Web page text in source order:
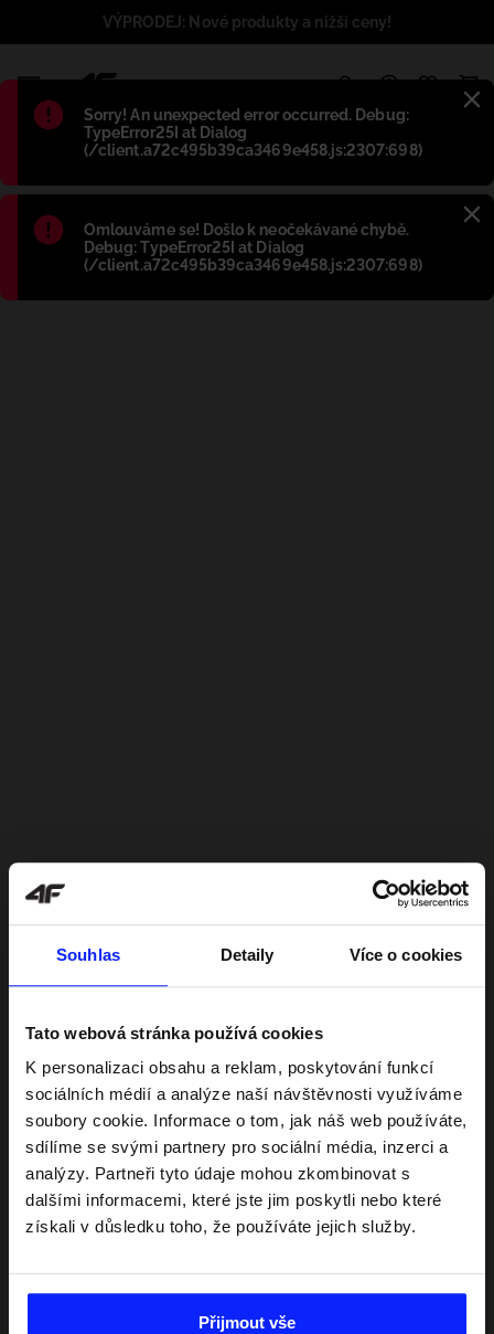
Souhlas Detaily Více o cookies
Tato webová stránka používá cookies
K personalizaci obsahu a reklam, poskytování funkcí
sociálních médií a analýze naší návštěvnosti využíváme
soubory cookie. Informace o tom, jak náš web používáte,
sdílíme se svými partnery pro sociální média, inzerci a
analýzy. Partneři tyto údaje mohou zkombinovat s
dalšími informacemi, které jste jim poskytli nebo které
získali v důsledku toho, že používáte jejich služby.
Přijmout vše
Błąd:
Sorry! An unexpected error occurred. Debug:
TypeError25I at Dialog
(/client.a72c495b39ca3469e458.js:2307:698)
Błąd:
Omlouváme se! Došlo k neočekávané chybě.
Debug: TypeError25I at Dialog
(/client.a72c495b39ca3469e458.js:2307:698)
VÝPRODEJ: Nové produkty a nižší ceny!